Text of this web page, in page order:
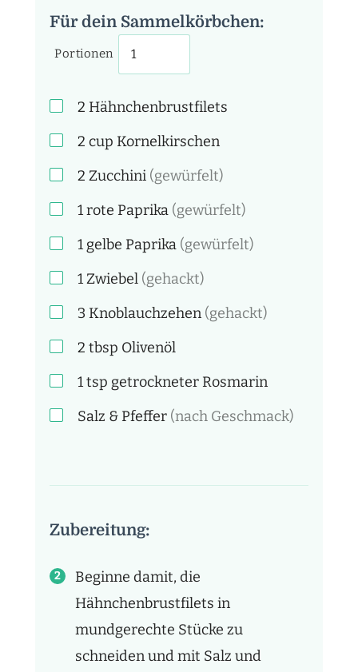
Für dein Sammelkörbchen:
Portionen
2 Hähnchenbrustfilets
2 cup Kornelkirschen
2 Zucchini (gewürfelt)
1rote Paprika (gewürfelt)
1 gelbe Paprika (gewürfelt)
1Zwiebel (gehackt)
3 Knoblauchzehen (gehackt)
2 tbsp Olivenöl
1tsp getrockneter Rosmarin
Salz & Pfeffer (nach Geschmack)
Zubereitung:
Beginne damit, die
Hähnchenbrustfilets in
mundgerechte Stücke zu
schneiden und mit Salz und